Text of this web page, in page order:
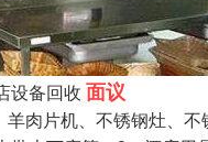
设备回收 面议
肉片机、不锈钢灶、